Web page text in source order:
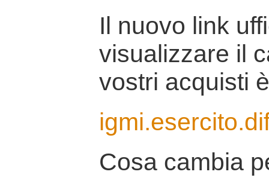
Il nuovo link
visualizzare il
vostri acquisti
Cosa cambia